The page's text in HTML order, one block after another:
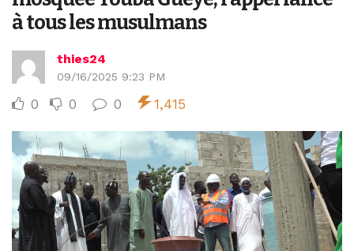
à tous les musulmans
thies24
09/16/2025 9:23 PM
0 0 0 1,415